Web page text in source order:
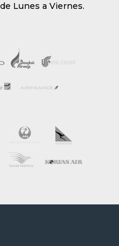
Lunes a Viernes.